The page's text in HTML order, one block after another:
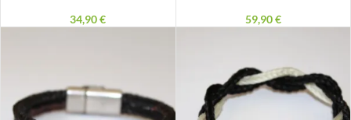
34,90€ 59,90€